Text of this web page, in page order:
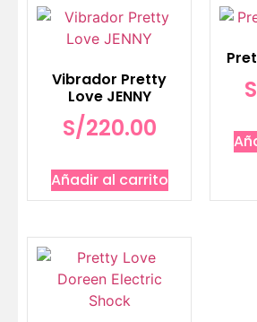
Vibrador Pretty
Love JENNY
S/220.00
Añadir al carrito